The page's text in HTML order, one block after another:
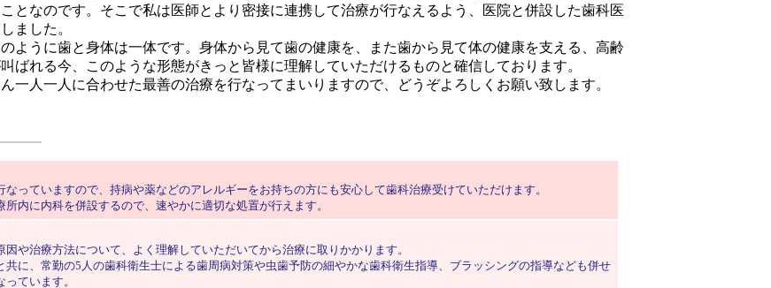
となのです。そこで私は医師とより密接に連携して治療が行なえるよう、医院と併設した歯科医
ました。
ように歯と身体は一体です。身体から見て歯の健康を、また歯から見て体の健康を支える、高齢
ばれる今、このような形態がきっと皆様に理解していただけるものと確信しております。
一人一人に合わせた最善の治療を行なってまいりますので、どうぞよろしくお願い致します。
っていますので、持病や薬などのアレルギーをお持ちの方にも安心して歯科治療受けていただけます。
内に内科を併設するので、速やかに適切な処置が行えます。
や治療方法について、よく理解していただいてから治療に取りかかります。
に、常勤の5人の歯科衛生士による歯周病対策や虫歯予防の細やかな歯科衛生指導、ブラッシングの指導なども併せ
ています。